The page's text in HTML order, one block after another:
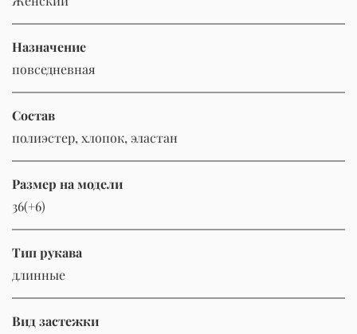
Назначение
повседневная
Состав
полиэстер, хлопок, эластан
Размер на модели
36(+6)
Тип рукава
длинные
Вид застежки